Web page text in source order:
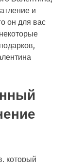
и
он для вас
который